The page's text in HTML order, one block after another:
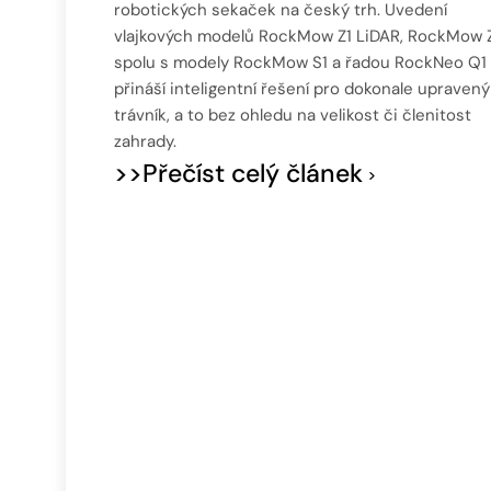
robotických sekaček na český trh. Uvedení
vlajkových modelů RockMow Z1 LiDAR, RockMow
spolu s modely RockMow S1 a řadou RockNeo Q1
přináší inteligentní řešení pro dokonale upravený
trávník, a to bez ohledu na velikost či členitost
zahrady.
>>Přečíst celý článek